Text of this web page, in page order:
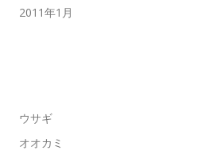
2011年1月
ウサギ
オオカミ